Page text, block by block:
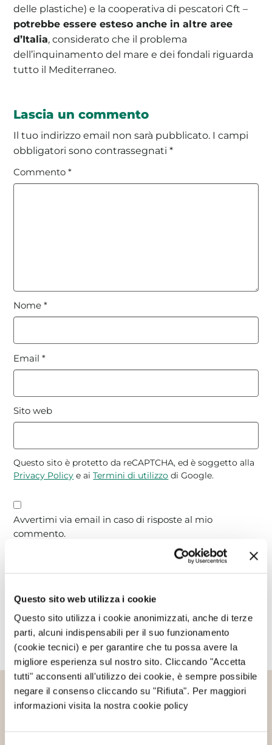
Questo sito web utilizza i cookie
Questo sito utilizza i cookie anonimizzati, anche di terze
parti, alcuni indispensabili per il suo funzionamento
(cookie tecnici) e per garantire che tu possa avere la
migliore esperienza sul nostro sito. Cliccando "Accetta
tutti" acconsenti all'utilizzo dei cookie, è sempre possibile
negare il consenso cliccando su "Rifiuta". Per maggiori
informazioni visita la nostra cookie policy
delle plastiche) e la cooperativa di pescatori Cft –
potrebbe essere esteso anche in altre aree
d’Italia, considerato che il problema
dell’inquinamento del mare e dei fondali riguarda
tutto il Mediterraneo.
Lascia un commento
Il tuo indirizzo email non sarà pubblicato. I campi
obbligatori sono contrassegnati*
Commento*
Nome*
Email*
Sito web
Questo sito è protetto da reCAPTCHA, ed è soggetto alla
Privacy Policy e aiTermini di utilizzo di Google.
Avvertimi via email in caso di risposte al mio
commento.
Altri articoli che potrebbero